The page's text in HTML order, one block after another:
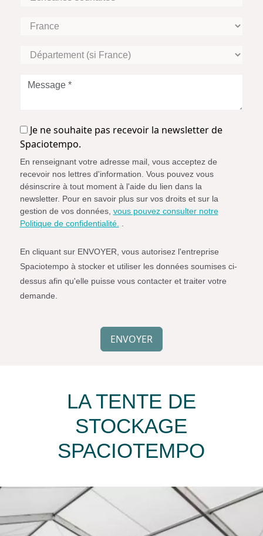
Zone
Département
France)
Message
Je
ne
pas
recevoir
la
newsletter
de
Je ne souhaite pas recevoir la newsletter de
Spaciotempo.
En renseignant votre adresse mail, vous acceptez de
recevoir nos lettres d'information. Vous pouvez vous
désinscrire à tout moment à l'aide du lien dans la
newsletter. Pour en savoir plus sur vos droits et sur la
gestion de vos données, vous pouvez consulter notre
Politique de confidentialité.
En cliquant sur ENVOYER, vous autorisez l'entreprise
Spaciotempo à stocker et utiliser les données soumises ci-
dessus afin qu'elle puisse vous contacter et traiter votre
demande.
ENVOYER
LA TENTE DE
STOCKAGE
SPACIOTEMPO